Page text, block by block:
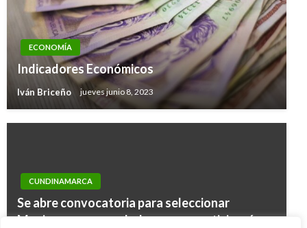
ECONOMÍA
Indicadores Económicos
Iván Briceño jueves junio 8, 2023
CUNDINAMARCA
Se abre convocatoria para seleccionar
Mypimes y emprendedores que participarán